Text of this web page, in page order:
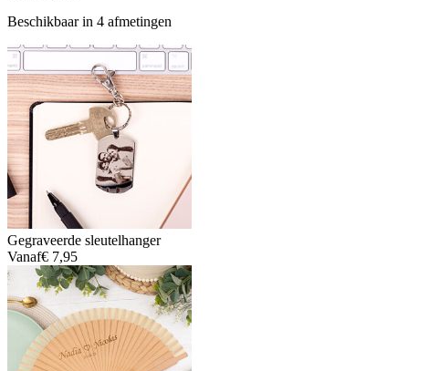
Beschikbaar in 4 afmetingen
Gegraveerde sleutelhanger
Vanaf€ 7,95